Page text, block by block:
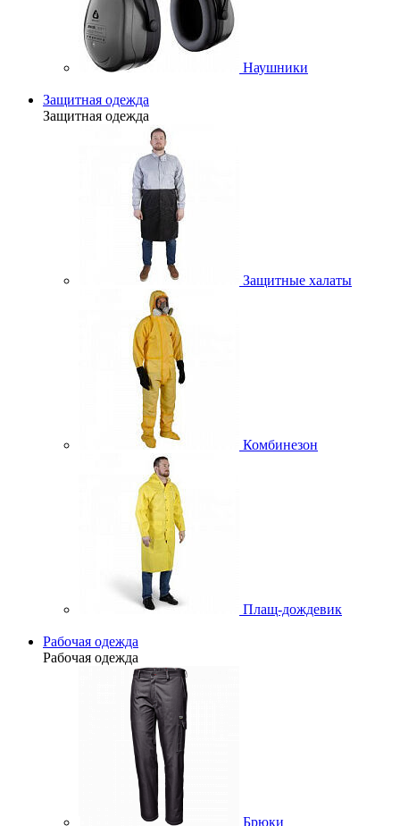
Наушники
Защитная одежда
Защитная одежда
Защитные халаты
Комбинезон
Плащ-дождевик
Рабочая одежда
Рабочая одежда
Брюки